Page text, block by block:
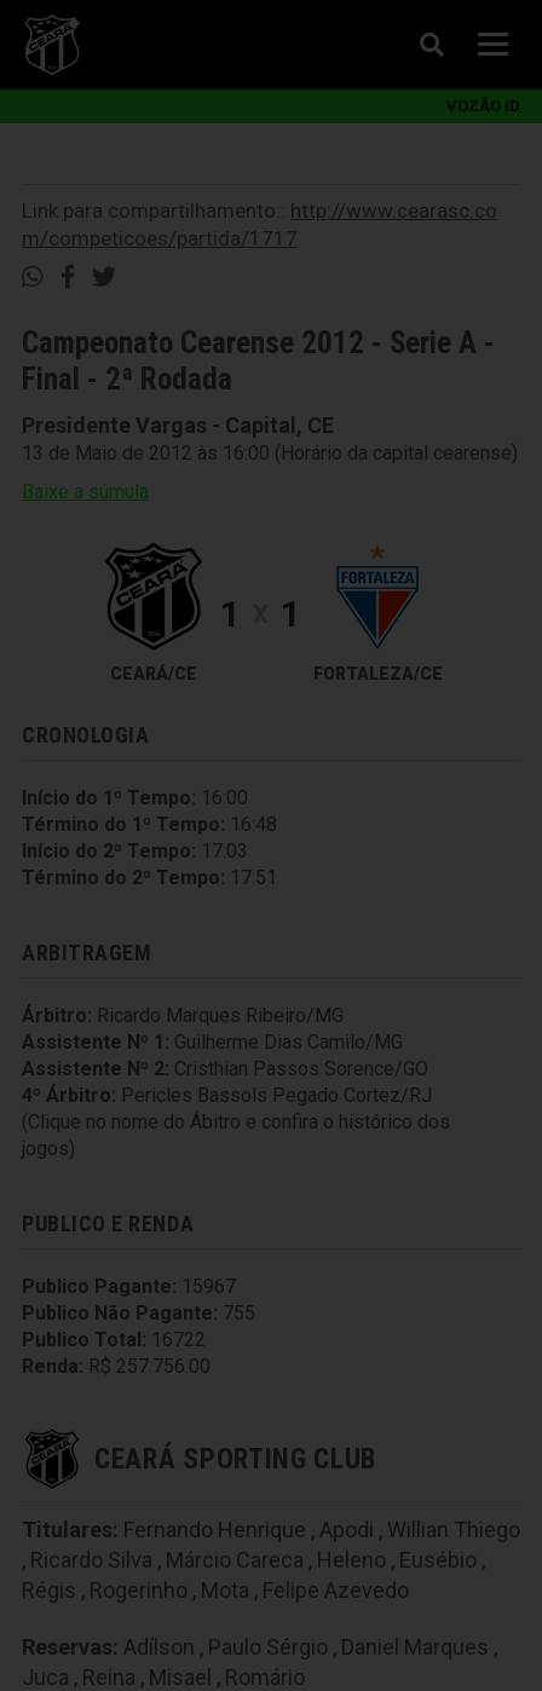
VOZÃO ID
Link para compartilhamento:: http://www.cearasc.co
m/competicoes/partida/1717
Campeonato Cearense 2012 - Serie A -
Final - 2ª Rodada
Presidente Vargas - Capital, CE
13 de Maio de 2012 às 16:00 (Horário da capital cearense)
Baixe a súmula
CEARÁ/CE
1 1
FORTALEZA/CE
CRONOLOGIA
Início do 1º Tempo: 16:00
Término do 1º Tempo: 16:48
Início do 2º Tempo: 17:03
Término do 2º Tempo: 17:51
ARBITRAGEM
Árbitro: Ricardo Marques Ribeiro/MG
Assistente Nº 1: Guilherme Dias Camilo/MG
Assistente Nº 2: Cristhian Passos Sorence/GO
4º Árbitro: Pericles Bassols Pegado Cortez/RJ
(Clique no nome do Ábitro e confira o histórico dos
jogos)
PUBLICO E RENDA
Publico Pagante: 15967
Publico Não Pagante: 755
Publico Total: 16722
Renda: R$ 257.756.00
CEARÁ SPORTING CLUB
Titulares: Fernando Henrique , Apodi , Willian Thiego
, Ricardo Silva , Márcio Careca , Heleno , Eusébio ,
Régis , Rogerinho , Mota , Felipe Azevedo
Reservas: Adílson , Paulo Sérgio , Daniel Marques ,
Juca , Reina , Misael , Romário